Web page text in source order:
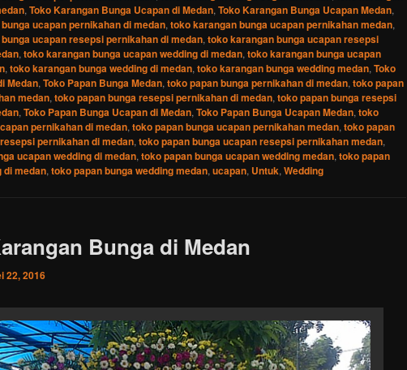
, Toko Karangan Bunga Ucapan di Medan, Toko Karangan Bunga Ucapan Medan,
ucapan pernikahan di medan, toko karangan bunga ucapan pernikahan medan,
ucapan resepsi pernikahan di medan, toko karangan bunga ucapan resepsi
, toko karangan bunga ucapan wedding di medan, toko karangan bunga ucapan
, toko karangan bunga wedding di medan, toko karangan bunga wedding medan, Toko
Medan, Toko Papan Bunga Medan, toko papan bunga pernikahan di medan, toko papan
medan, toko papan bunga resepsi pernikahan di medan, toko papan bunga resepsi
, Toko Papan Bunga Ucapan di Medan, Toko Papan Bunga Ucapan Medan, toko
pernikahan di medan, toko papan bunga ucapan pernikahan medan, toko papan
pernikahan di medan, toko papan bunga ucapan resepsi pernikahan medan,
ucapan wedding di medan, toko papan bunga ucapan wedding medan, toko papan
di medan, toko papan bunga wedding medan, ucapan, Untuk, Wedding
Bunga di Medan
22, 2016